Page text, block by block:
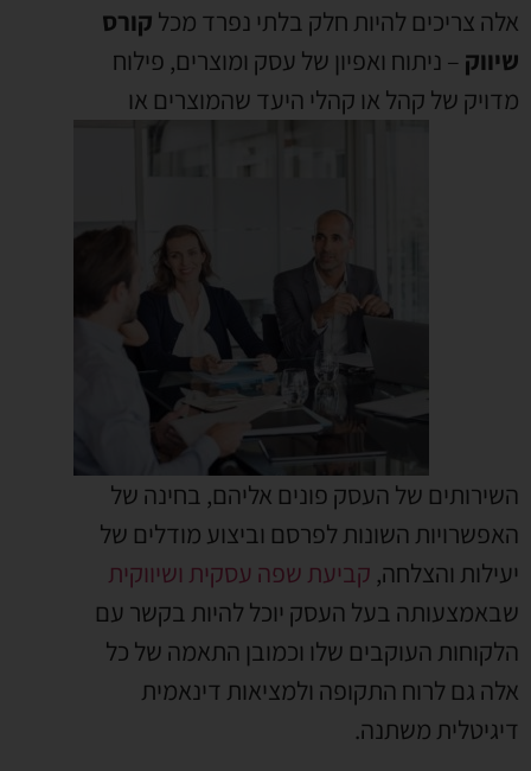
אלה צריכים להיות חלק בלתי נפרד מכל קורס
שיווק – ניתוח ואפיון של עסק ומוצרים, פילוח
מדויק של קהל או קהלי היעד שהמוצרים או
השירותים של העסק פונים אליהם, בחינה של
האפשרויות השונות לפרסם וביצוע מודלים של
יעילות והצלחה, קביעת שפה עסקית ושיווקית
שבאמצעותה בעל העסק יוכל להיות בקשר עם
הלקוחות העוקבים שלו וכמובן התאמה של כל
אלה גם לרוח התקופה ולמציאות דינאמית
דיגיטלית משתנה.